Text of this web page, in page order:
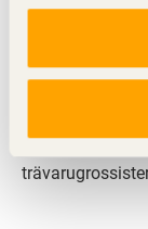
Svenskt Trä
och är en del
svensk limträ-,